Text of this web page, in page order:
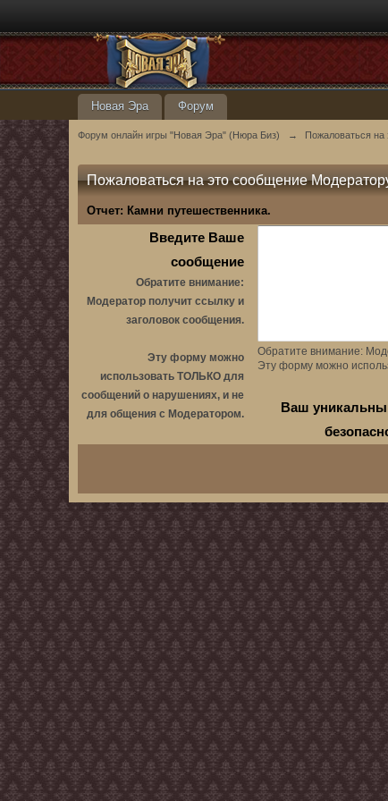
Новая Эра Форум
Форум онлайн игры "Новая Эра" (Нюра Биз) → Пожаловаться
Пожаловаться на это сообщение
Отчет: Камни путешественника.
Введите Ваше
сообщение
Обратите внимание:
Модератор получит ссылку и
заголовок сообщения.
Эту форму можно
использовать ТОЛЬКО для
сообщений о нарушениях, и не
для общения с Модератором.
Обратите внимание:
Эту форму можно
Ваш